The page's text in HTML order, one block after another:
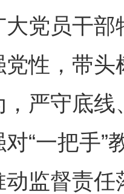
党员干部
性，带
严守底
“一把手”
监督责
谢